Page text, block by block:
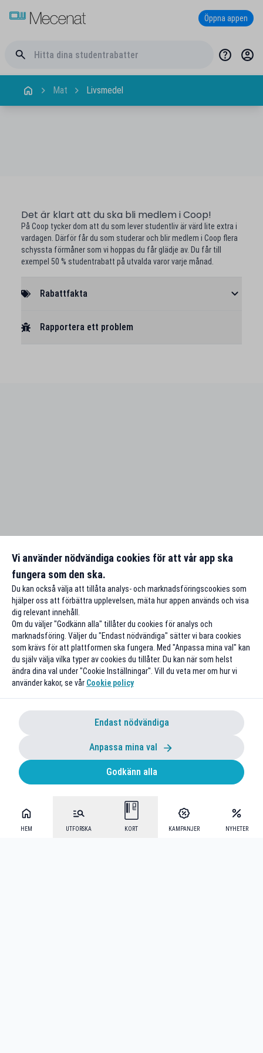
HEM UTFORSKA KORT KAMPANJER NYHETER
Öppna appen
Mat Livsmedel
Det är klart att du ska bli medlem i Coop!
På Coop tycker dom att du som lever studentliv är värd lite extra i
vardagen. Därför får du som studerar och blir medlem i Coop flera
schyssta förmåner som vi hoppas du får glädje av. Du får till
exempel 50 % studentrabatt på utvalda varor varje månad.
Rabattfakta
Rapportera ett problem
Vi använder nödvändiga cookies för att vår app ska
fungera som den ska.
Du kan också välja att tillåta analys- och marknadsföringscookies som
hjälper oss att förbättra upplevelsen, mäta hur appen används och visa
dig relevant innehåll.
Om du väljer "Godkänn alla" tillåter du cookies för analys och
marknadsföring. Väljer du "Endast nödvändiga" sätter vi bara cookies
som krävs för att plattformen ska fungera. Med "Anpassa mina val" kan
du själv välja vilka typer av cookies du tillåter. Du kan när som helst
ändra dina val under "Cookie Inställningar". Vill du veta mer om hur vi
använder kakor, se vår Cookie policy
Endast nödvändiga
Anpassa mina val
Godkänn alla